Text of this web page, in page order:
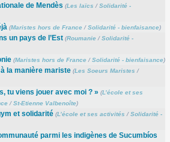
de Mendès (Les laïcs /Solidarité -
(Maristes hors de France/Solidarité - bienfaisance)
un pays de l’Est (Roumanie/Solidarité -
(Maristes hors de France/Solidarité - bienfaisance)
la manière mariste (Les Soeurs Maristes /
tu viens jouer avec moi ? » (L’école et ses
/St-Etienne Valbenoîte)
et solidarité (L’école et ses activités /Solidarité -
parmi les indigènes de Sucumbíos